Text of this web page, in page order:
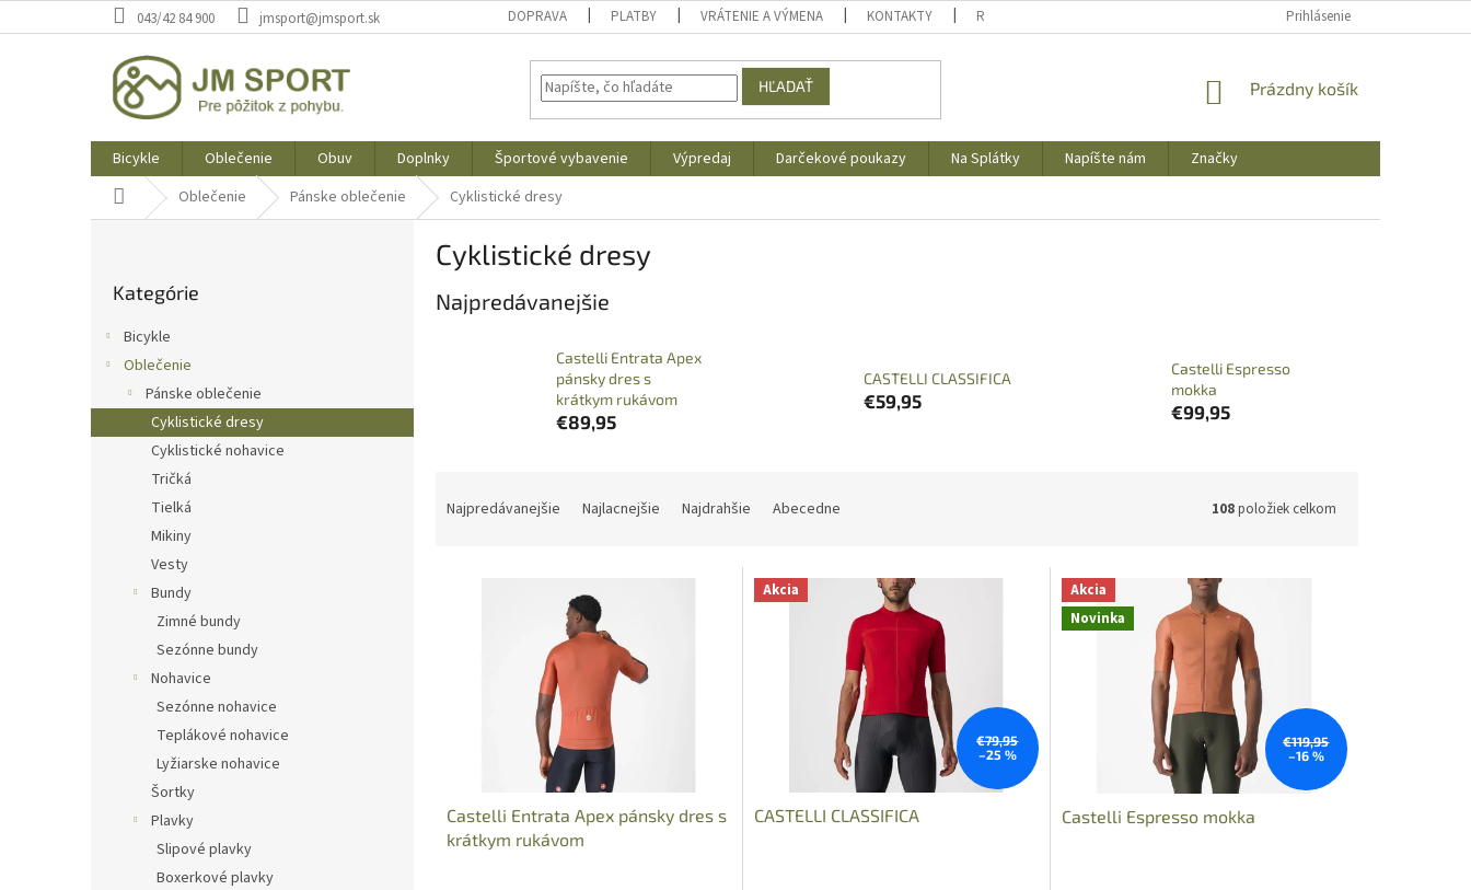
na
043/42 84 900 jmsport@jmsport.sk DOPRAVA PLATBY VRÁTENIE A VÝMENA KONTAKTY REKLAMAČNÝ PORIADOK OBCHODNÉ PODMIENKYPrihlásenie
HĽADAŤ
NÁKUPNÝ
Prázdny košík
Bicykle Oblečenie Obuv Doplnky Športové vybavenie Výpredaj Darčekové poukazy Na Splátky Napíšte nám
Značky
Domov Oblečenie Pánske oblečenie Cyklistické dresy
kategórie
Kategórie
Bicykle
Oblečenie
Pánske oblečenie
Cyklistické dresy
Cyklistické nohavice
Tričká
Tielká
Mikiny
Vesty
Bundy
Zimné bundy
Sezónne bundy
Nohavice
Sezónne nohavice
Teplákové nohavice
Lyžiarske nohavice
Šortky
Plavky
Slipové plavky
Boxerkové plavky
Cyklistické dresy
Najpredávanejšie
Castelli Entrata Apex
pánsky dres s
krátkym rukávom
€89,95
CASTELLI CLASSIFICA
€59,95
Castelli Espresso
mokka
€99,95
Najpredávanejšie Najlacnejšie Najdrahšie Abecedne 108položiek celkom
Castelli Entrata Apex pánsky dres s
krátkym rukávom
Akcia
€79,95
–25 %
CASTELLI CLASSIFICA
Akcia
Novinka
€119,95
–16 %
Castelli Espresso mokka